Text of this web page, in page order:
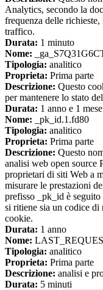
Analytics, secondo la
frequenza delle
traffico.
Durata: 1 minuto
Nome:
Tipologia: analitico
Proprieta: Prima parte
Descrizione: Questo
per mantenere lo stato
Durata: 1 anno e 1 mese
Nome: _pk_id.1.fd80
Tipologia: analitico
Proprieta: Prima parte
Descrizione: Questo
analisi web open source
proprietari di siti Web a
misurare le prestazioni
prefisso _pk_id è
si ritiene sia un codice
cookie.
Durata: 1 anno
Nome:
Tipologia: analitico
Proprieta: Prima parte
Descrizione: analisi e
Durata: 5 minuti